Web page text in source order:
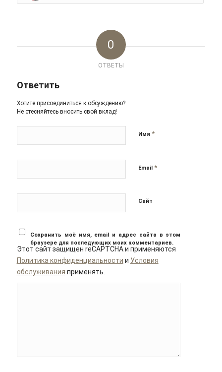
0
ОТВЕТЫ
Ответить
Хотите присоединиться к обсуждению?
Не стесняйтесь вносить свой вклад!
Имя *
Email *
Сайт
Сохранить моё имя, email и адрес сайта в этом
браузере для последующих моих комментариев.
Этот сайт защищен reCAPTCHA и применяются
Политика конфиденциальности и Условия
обслуживания применять.